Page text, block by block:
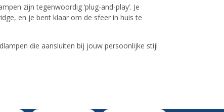
zijn tegenwoordig ‘plug-and-play’. Je
en je bent klaar om de sfeer in huis te
die aansluiten bij jouw persoonlijke stijl